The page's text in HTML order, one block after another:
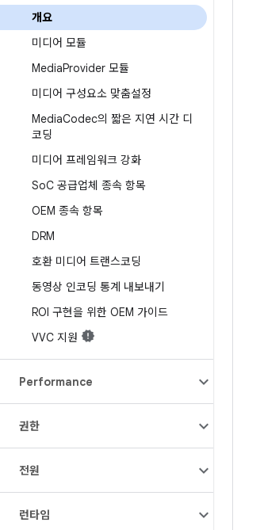
개요
미디어 모듈
MediaProvider 모듈
미디어 구성요소 맞춤설정
MediaCodec의 짧은 지연 시간 디
코딩
미디어 프레임워크 강화
SoC 공급업체 종속 항목
OEM 종속 항목
DRM
호환 미디어 트랜스코딩
동영상 인코딩 통계 내보내기
ROI 구현을 위한 OEM 가이드
VVC 지원
Performance
권한
전원
런타임